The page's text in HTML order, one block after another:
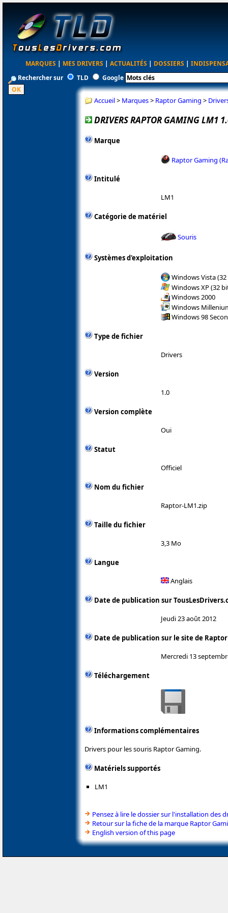
MARQUES | MES DRIVERS | ACTUALITÉS | DOSSIERS |
Rechercher sur
TLD Google
Accueil> Marques> Raptor Gaming >
DRIVERS RAPTOR GAMING LM1
Marque
Raptor Gaming
Intitulé
LM1
Catégorie de matériel
Souris
Systèmes d'exploitation
Windows Vista
Windows XP (32
Windows 2000
Windows
Windows 98
Type de fichier
Drivers
Version
1.0
Version complète
Oui
Statut
Officiel
Nom du fichier
Raptor-LM1.zip
Taille du fichier
3,3 Mo
Langue
Anglais
Date de publication sur
Jeudi 23 août 2012
Date de publication sur le site de
Mercredi 13
Téléchargement
Informations complémentaires
Drivers pour les souris Raptor Gaming.
Matériels supportés
LM1
Pensez à lire le dossier sur l'installation des
Retour sur la fiche de la marque Raptor
English version of this page